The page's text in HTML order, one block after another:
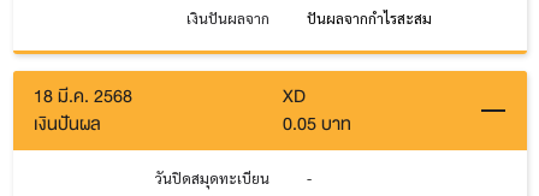
เงินปันผลจาก
ปันผลจากกำไรสะสม
18 มี.ค. 2568
XD
เงินปันผล
0.05 บาท
วันปิดสมุดทะเบียน
-